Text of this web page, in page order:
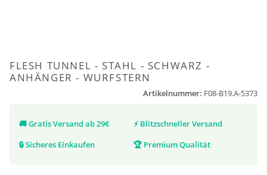
FLESH TUNNEL - STAHL - SCHWARZ -
ANHÄNGER - WURFSTERN
Artikelnummer: F08-B19.A-5373
🚚Gratis Versand ab 29€ ⚡ Blitzschneller Versand
🔒Sicheres Einkaufen 🏆 Premium Qualität